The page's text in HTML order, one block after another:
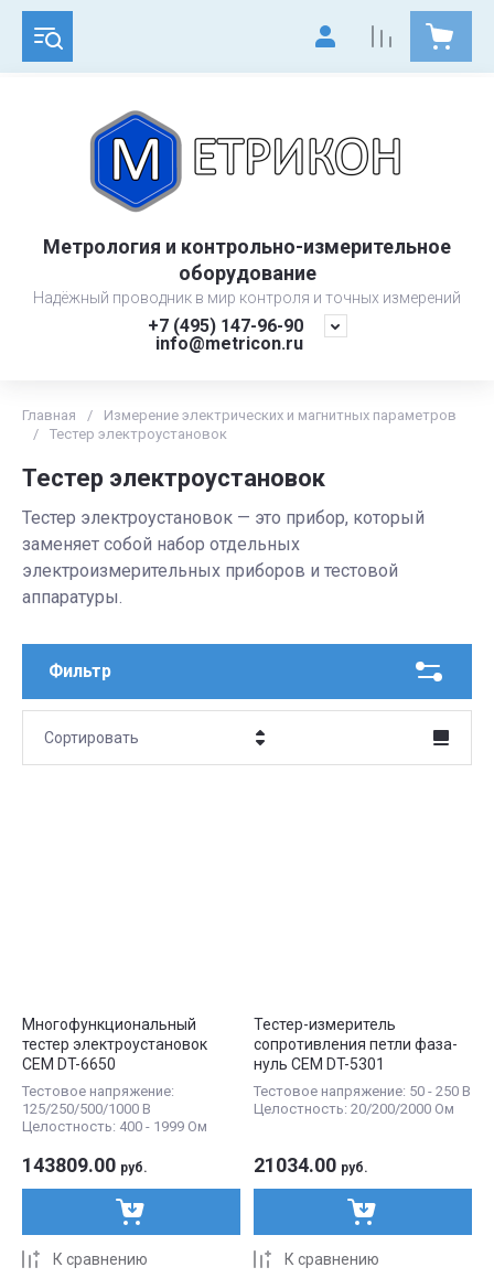
Метрология и контрольно-измерительное
оборудование
Надёжный проводник в мир контроля и точных измерений
+7 (495) 147-96-90
info@metricon.ru
Главная /
Измерение электрических и магнитных параметров
/
Тестер электроустановок
Тестер электроустановок
Тестер электроустановок — это прибор, который
заменяет собой набор отдельных
электроизмерительных приборов и тестовой
аппаратуры.
Фильтр
Сортировать
Многофункциональный
тестер электроустановок
CEM DT-6650
Тестовое напряжение:
125/250/500/1000 В
Целостность: 400 - 1999 Ом
143809.00 руб.
К сравнению
Тестер-измеритель
сопротивления петли фаза-
нуль CEM DT-5301
Тестовое напряжение: 50 - 250 В
Целостность: 20/200/2000 Ом
21034.00 руб.
К сравнению